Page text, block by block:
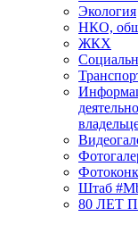
Экология
НКО,
ЖКХ
Штаб
80 ЛЕТ